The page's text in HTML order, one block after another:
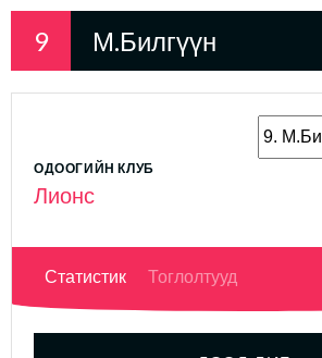
9 М.Билгүүн
ОДООГИЙН КЛУБ
Лионс
Статистик Тоглолтууд